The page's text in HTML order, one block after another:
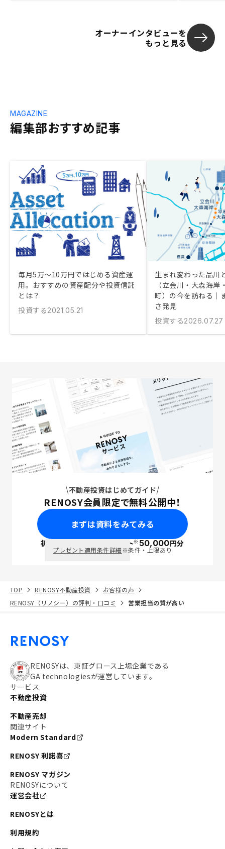
オーナーインタビューを
もっと見る
編集部おすすめ記事
MAGAZINE
毎月5万〜10万円ではじめる資産運
用。おすすめの資産配分や投資信託
とは？
投資する2021.05.21
生まれ変わった品川
（立会川・大森海
町）の今を訪ねる｜
さ発見
投資する2026.07.27
不動産投資はじめてガイド
RENOSY会員限定で無料公開中！
まずは資料をみてみる
初回面談で ポイント※50,000円分
プレゼント適用条件詳細※条件・上限あり
TOP RENOSY不動産投資
お客様の声
RENOSY（リノシー）の評判・口コミ
営業担当の質が高い
RENOSYは、東証グロース上場企業である
GA technologiesが運営しています。
サービス
不動産投資
不動産売却
関連サイト
Modern Standard
RENOSY 利諾喜
RENOSY マガジン
RENOSYについて
運営会社
RENOSYとは
利用規約